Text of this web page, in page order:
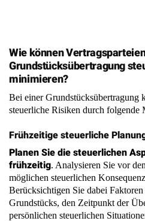
Bei einer Grundstücksübertragung
steuerliche Risiken durch folgende
Frühzeitige steuerliche Planung
Planen Sie die steuerlichen
möglichen steuerlichen
Berücksichtigen Sie dabei Faktoren
Grundstücks, den Zeitpunkt der
persönlichen steuerlichen
Optimale Vertragsgestaltung
Achten Sie auf eine